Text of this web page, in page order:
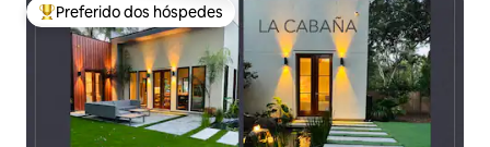
Entre os melhores preferidos dos hóspedes
Preferido dos hóspedes